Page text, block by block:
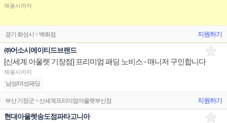
채용시까지
경기 화성시 > 백화점 지원하기
㈜어소시에이티드브랜드
[신세계 아울렛 기장점] 프리미엄 패딩 노비스 - 매니저 구인합니다
채용시까지
남성/여성패딩
부산 기장군 > 신세계프리미엄아울렛부산점 지원하기
현대아울렛송도점파타고니아